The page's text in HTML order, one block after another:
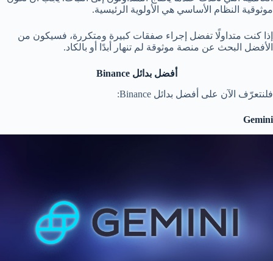
موثوقية النظام الأساسي هي الأولوية الرئيسية.
إذا كنت متداولًا تفضل إجراء صفقات كبيرة ومتكررة، فسيكون من
الأفضل البحث عن منصة موثوقة لم تنهار أبدًا أو بالكاد.
أفضل بدائلBinance
فلنتعرّف الآن على أفضل بدائل Binance:
Gemini